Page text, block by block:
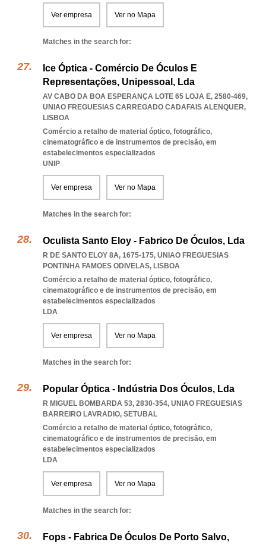
Ver empresa Ver no Mapa
Matches in the search for:
Ice Óptica - Comércio De Óculos E
Representações, Unipessoal, Lda
AV CABO DA BOA ESPERANÇA LOTE 65 LOJA E, 2580-469,
UNIAO FREGUESIAS CARREGADO CADAFAIS ALENQUER,
LISBOA
Comércio a retalho de material óptico, fotográfico,
cinematográfico e de instrumentos de precisão, em
estabelecimentos especializados
UNIP
Ver empresa Ver no Mapa
Matches in the search for:
Oculista Santo Eloy - Fabrico De Óculos, Lda
R DE SANTO ELOY 8A, 1675-175, UNIAO FREGUESIAS
PONTINHA FAMOES ODIVELAS, LISBOA
Comércio a retalho de material óptico, fotográfico,
cinematográfico e de instrumentos de precisão, em
estabelecimentos especializados
LDA
Ver empresa Ver no Mapa
Matches in the search for:
Popular Óptica - Indústria Dos Óculos, Lda
R MIGUEL BOMBARDA 53, 2830-354, UNIAO FREGUESIAS
BARREIRO LAVRADIO, SETUBAL
Comércio a retalho de material óptico, fotográfico,
cinematográfico e de instrumentos de precisão, em
estabelecimentos especializados
LDA
Ver empresa Ver no Mapa
Matches in the search for:
Fops - Fabrica De Óculos De Porto Salvo,